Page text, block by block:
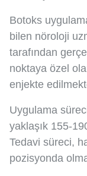
Botoks
bilen nöroloji
tarafından
noktaya özel
enjekte
Uygulama
yaklaşık 155-
Tedavi süreci,
pozisyonda